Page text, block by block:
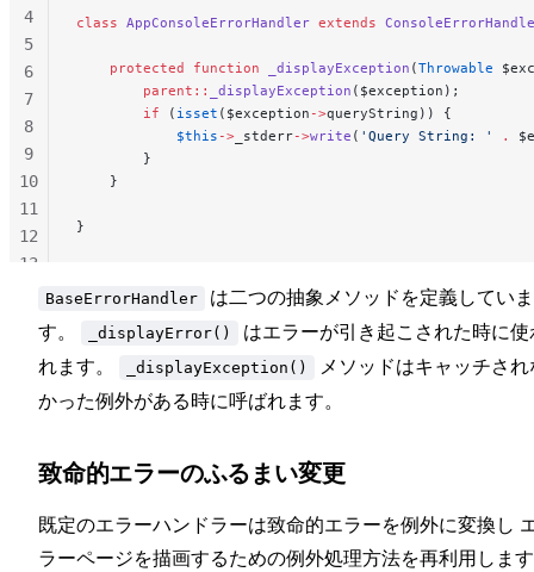
class AppConsoleErrorHandler extends
    protected
function _displayException (Throwable
        parent::
_displayException ($exception);
        if
( isset ($exception ->queryString)) {
            $this
-> _stderr->write ( 'Query String: ' .
        }
    }
}
4
5
6
7
8
9
10
11
12
13
BaseErrorHandler
は二つの抽象メソッドを定義していま
す。
_displayError()
はエラーが引き起こされた時に使
れます。
_displayException()
メソッドはキャッチされ
かった例外がある時に呼ばれます。
致命的エラーのふるまい変更
既定のエラーハンドラーは致命的エラーを例外に変換し
ラーページを描画するための例外処理方法を再利用しま